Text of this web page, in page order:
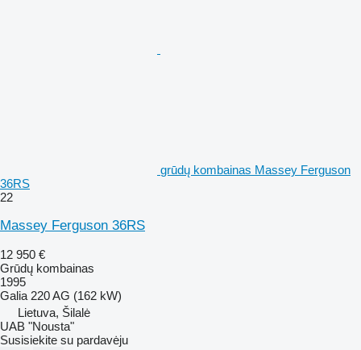
grūdų kombainas Massey Ferguson
36RS
22
Massey Ferguson 36RS
12 950 €
Grūdų kombainas
1995
Galia 220 AG (162 kW)
Lietuva, Šilalė
UAB "Nousta"
Susisiekite su pardavėju